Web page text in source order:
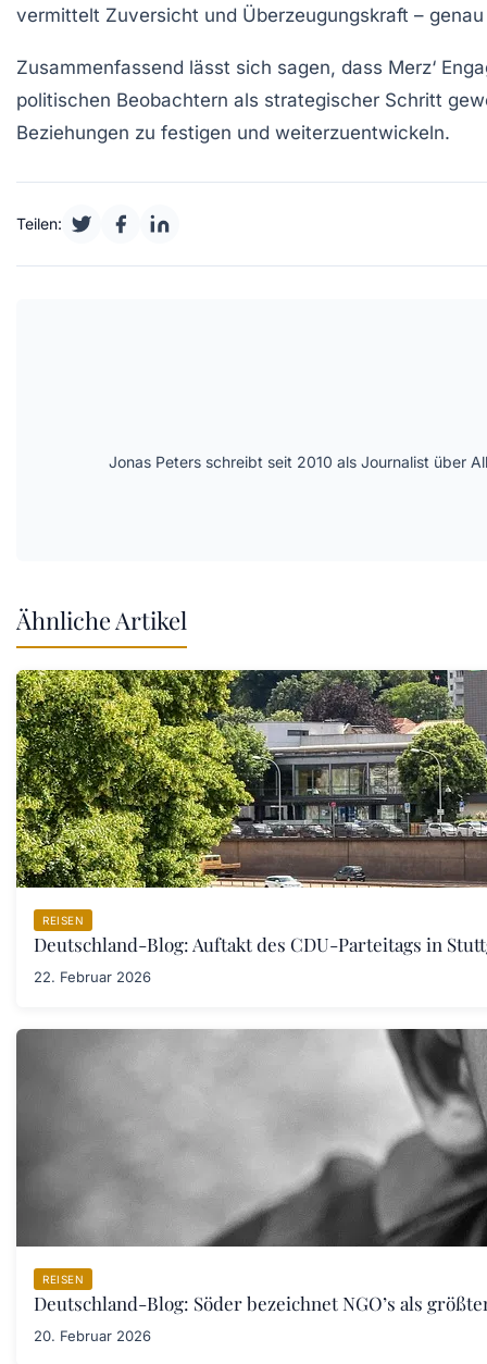
vermittelt Zuversicht und Überzeugungskraft –
Zusammenfassend lässt sich sagen, dass Merz‘
politischen Beobachtern als strategischer Schritt
Beziehungen zu festigen und weiterzuentwickeln.
Teilen:
Jonas Peters schreibt seit 2010 als Journalist über
Ähnliche Artikel
REISEN
Deutschland-Blog: Auftakt des CDU-Parteitags in
22. Februar 2026
REISEN
Deutschland-Blog: Söder bezeichnet NGO’s als
20. Februar 2026